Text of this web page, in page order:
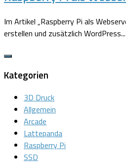
Im Artikel „Raspberry Pi als
erstellen und zusätzlich WordPress...
Kategorien
3D Druck
Allgemein
Arcade
Lattepanda
Raspberry Pi
SSD